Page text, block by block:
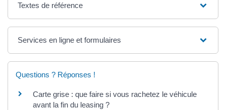
Textes de référence
Services en ligne et formulaires
Questions ? Réponses !
Carte grise : que faire si vous rachetez le véhicule
avant la fin du leasing ?